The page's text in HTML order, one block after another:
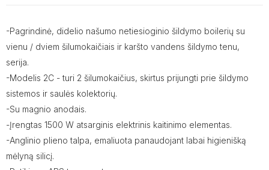
-Pagrindinė, didelio našumo netiesioginio šildymo boilerių su
vienu / dviem šilumokaičiais ir karšto vandens šildymo tenu,
serija.
-Modelis 2C - turi 2 šilumokaičius, skirtus prijungti prie šildymo
sistemos ir saulės kolektorių.
-Su magnio anodais.
-Įrengtas 1500 W atsarginis elektrinis kaitinimo elementas.
-Anglinio plieno talpa, emaliuota panaudojant labai higienišką
mėlyną silicį.